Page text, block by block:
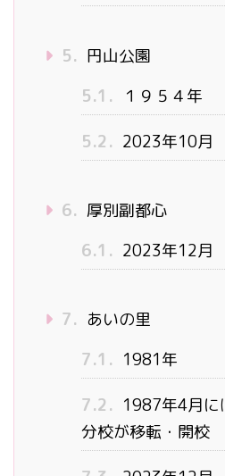
5. 円山公園
5.1.
１９５４年
5.2. 2023年10月
6. 厚別副都心
6.1. 2023年12月
7. あいの里
7.1. 1981年
7.2. 1987年4月に
分校が移転・開校